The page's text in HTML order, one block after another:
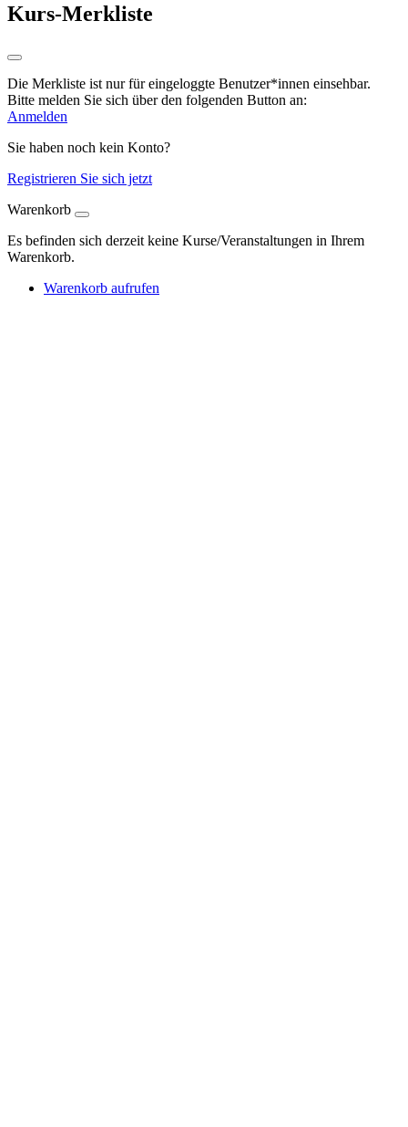
Kurs-Merkliste
Die Merkliste ist nur für eingeloggte Benutzer*innen einsehbar.
Bitte melden Sie sich über den folgenden Button an:
Anmelden
Sie haben noch kein Konto?
Registrieren Sie sich jetzt
Warenkorb
Es befinden sich derzeit keine Kurse/Veranstaltungen in Ihrem
Warenkorb.
Warenkorb aufrufen